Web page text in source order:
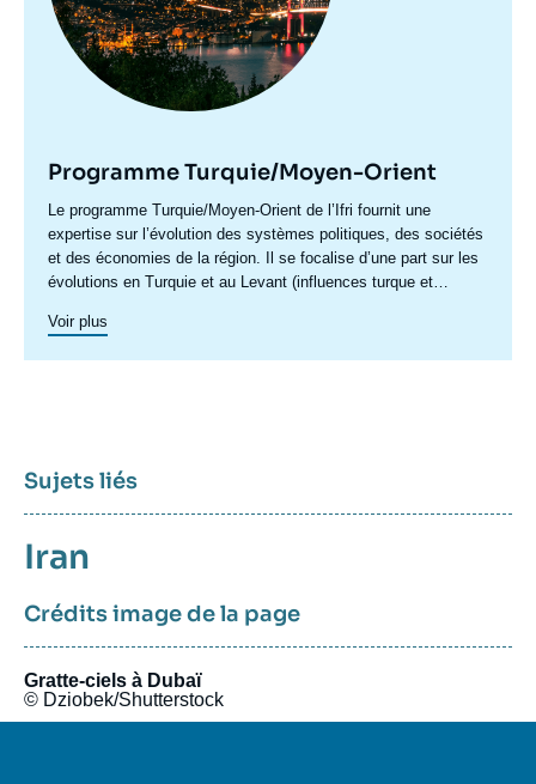
Programme Turquie/Moyen-Orient
Accroche
centre
Le programme Turquie/Moyen-Orient de l’Ifri fournit une
expertise sur l’évolution des systèmes politiques, des sociétés
et des économies de la région. Il se focalise d’une part sur les
évolutions en Turquie et au Levant (influences turque et
recompositions diplomatiques), et également au Maghreb
Voir plus
Sujets liés
Sujets
associés
Iran
Crédits image de la page
Gratte-ciels à Dubaï
© Dziobek/Shutterstock